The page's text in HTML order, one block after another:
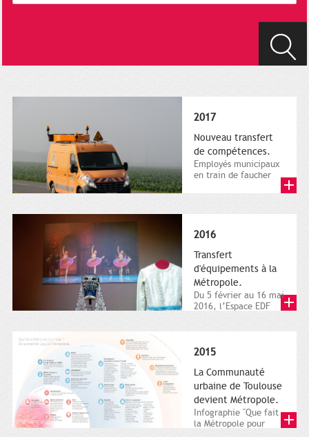
2017
Nouveau transfert
de compétences.
Employés municipaux
en train de faucher
2016
Transfert
d'équipements à la
Métropole.
Du 5 février au 16 mai
2016, l’Espace EDF
2015
La Communauté
urbaine de Toulouse
devient Métropole.
Infographie "Que fait
la Métropole pour